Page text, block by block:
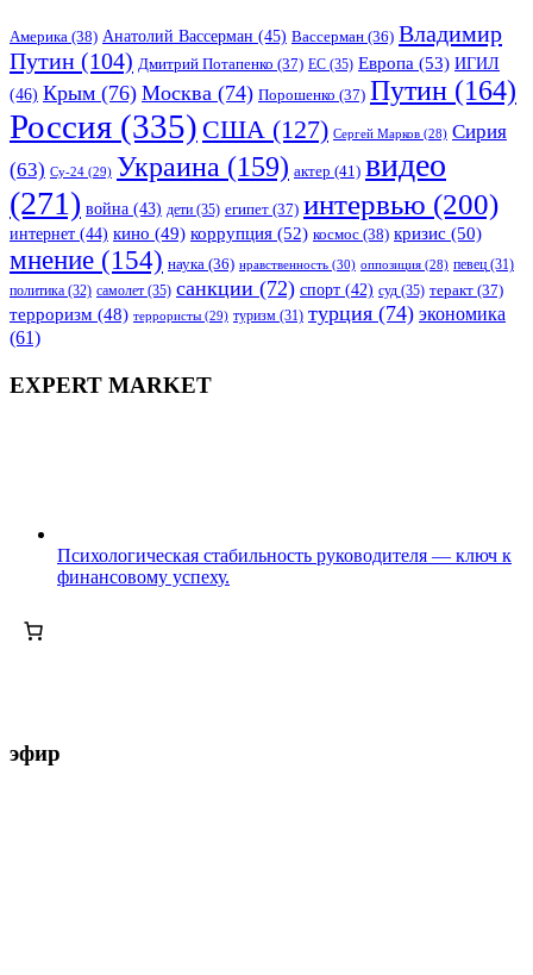
Америка (38) Анатолий Вассерман (45) Вассерман (36) Владимир
Путин (104) Дмитрий Потапенко (37) ЕС (35) Европа (53) ИГИЛ
(46) Крым (76) Москва (74) Порошенко (37) Путин (164)
Россия (335) США (127) Сергей Марков (28) Сирия
(63) Су-24 (29) Украина (159) актер (41) видео
(271) война (43) дети (35) египет (37) интервью (200)
интернет (44) кино (49) коррупция (52) космос (38) кризис (50)
мнение (154) наука (36) нравственность (30) оппозиция (28) певец (31)
политика (32) самолет (35) санкции (72) спорт (42) суд (35) теракт (37)
терроризм (48) террористы (29) туризм (31) турция (74) экономика
(61)
EXPERT MARKET
Психологическая стабильность руководителя — ключ к
финансовому успеху.
эфир